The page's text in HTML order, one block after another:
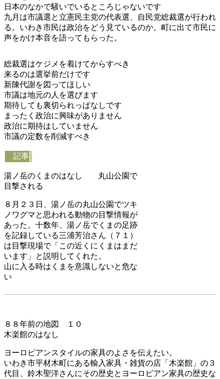
日本のなかで騒いでいるところじゃないです
九月は市議選と立憲民主党の代表選、自民党総裁選が行われ
る。いわき市民は政治をどう見ているのか。町に出て市民に
声をかけ本音を語ってもらった。
総裁選はケジメを着けてからすべき
来るのは選挙前だけです
新陳代謝を図ってほしい
市議は地元の人を選びます
期待しても裏切られっぱなしです
まったく政治に興味がありません
政治に期待はしていません
市議の定数を削減すべき
記事
湯ノ岳のくまのはなし 丸山公園で
目撃される
８月２３日、湯ノ岳の丸山公園でツキ
ノワグマと思われる動物の目撃情報が
あった。十数年、湯ノ岳でくまの足跡
を記録している三浦芳治さん（７１）
は目撃現場で「この近くにくまはまだ
います」と説明してくれた。
山に入る時はくまを意識しないと危な
い
８８年前の地図 １０
木楽館のはなし
ヨーロピアンスタイルの家具のよさを伝えたい。
いわき市平材木町にある輸入家具・雑貨の店「木楽館」の３
代目、鈴木聖洋さんにその歴史とヨーロピアン家具の歴史な